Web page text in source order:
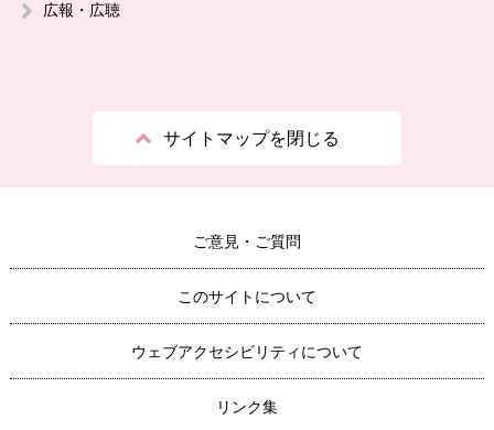
広報・広聴
サイトマップを閉じる
ご意見・ご質問
このサイトについて
ウェブアクセシビリティについて
リンク集